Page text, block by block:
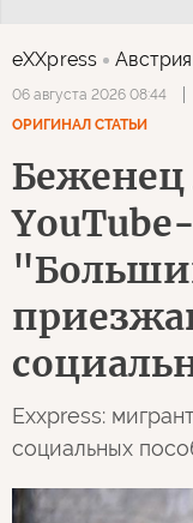
eXXpress Австрия
06 августа 2026 08:44
ОРИГИНАЛ СТАТЬИ
Беженец
Exxpress:
социальных